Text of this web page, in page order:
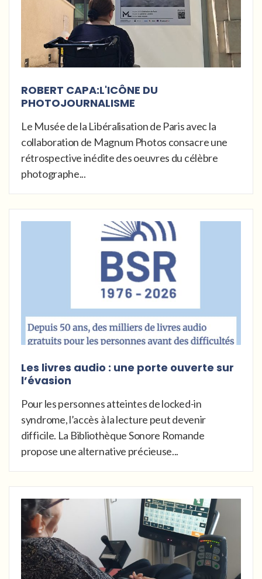
ROBERT CAPA:L'ICÔNE DU
PHOTOJOURNALISME
Le Musée de la Libéralisation de Paris avec la
collaboration de Magnum Photos consacre une
rétrospective inédite des oeuvres du célèbre
photographe...
Les livres audio : une porte ouverte sur
l’évasion
Pour les personnes atteintes de locked-in
syndrome, l’accès à la lecture peut devenir
difficile. La Bibliothèque Sonore Romande
propose une alternative précieuse...